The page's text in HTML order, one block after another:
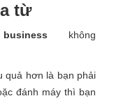
từ
business không
quả hơn là bạn phải
đánh máy thì bạn